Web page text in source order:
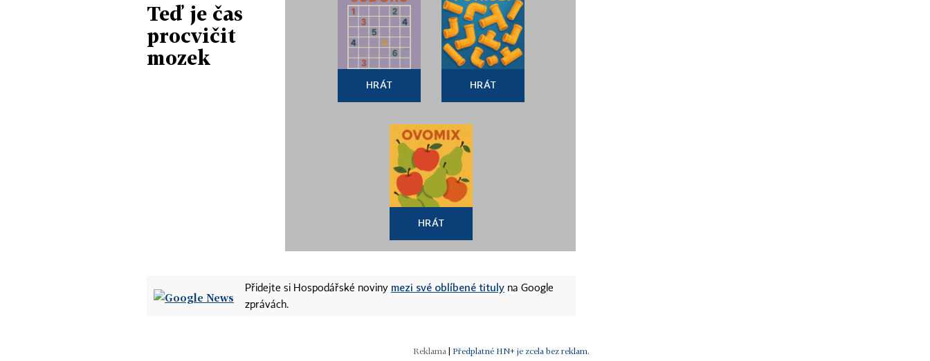
Teď je čas
procvičit
mozek
HRÁT HRÁT
HRÁT
Přidejte si Hospodářské noviny mezi své oblíbené tituly na Google
zprávách.
Předplatné HN+ je zcela bez reklam.